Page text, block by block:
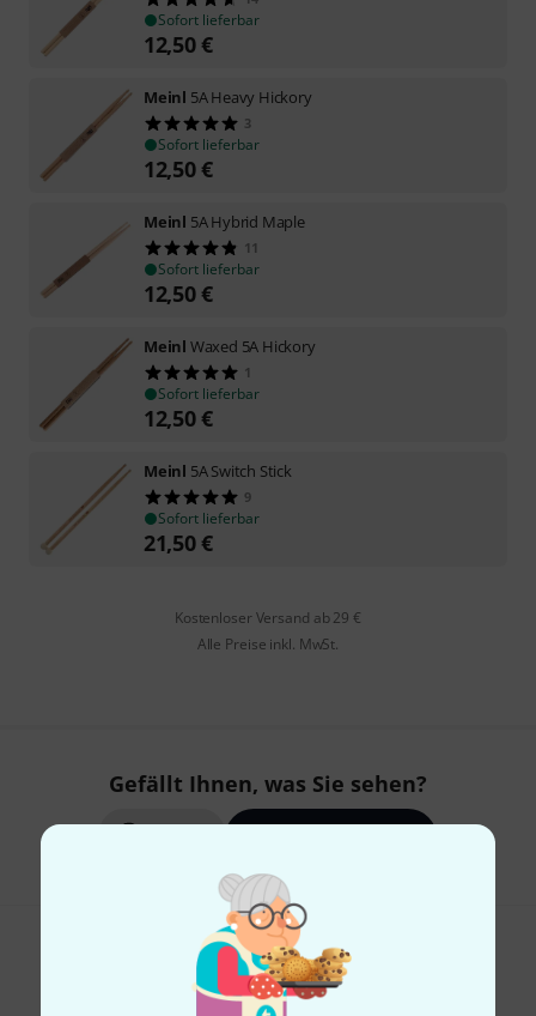
Sofort lieferbar
12,50€
Meinl 5A Heavy Hickory
3
Sofort lieferbar
12,50€
Meinl 5A Hybrid Maple
11
Sofort lieferbar
12,50€
Meinl Waxed 5A Hickory
1
Sofort lieferbar
12,50€
Meinl 5A Switch Stick
9
Sofort lieferbar
21,50€
Kostenloser Versand ab 29 €
Alle Preise inkl. MwSt.
Gefällt Ihnen, was Sie sehen?
Teilen